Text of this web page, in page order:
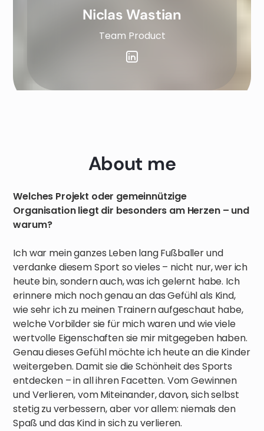
Niclas Wastian
Team Product
About me
Welches Projekt oder gemeinnützige
Organisation liegt dir besonders am Herzen – und
warum?
Ich war mein ganzes Leben lang Fußballer und
verdanke diesem Sport so vieles – nicht nur, wer ich
heute bin, sondern auch, was ich gelernt habe. Ich
erinnere mich noch genau an das Gefühl als Kind,
wie sehr ich zu meinen Trainern aufgeschaut habe,
welche Vorbilder sie für mich waren und wie viele
wertvolle Eigenschaften sie mir mitgegeben haben.
Genau dieses Gefühl möchte ich heute an die Kinder
weitergeben. Damit sie die Schönheit des Sports
entdecken – in all ihren Facetten. Vom Gewinnen
und Verlieren, vom Miteinander, davon, sich selbst
stetig zu verbessern, aber vor allem: niemals den
Spaß und das Kind in sich zu verlieren.